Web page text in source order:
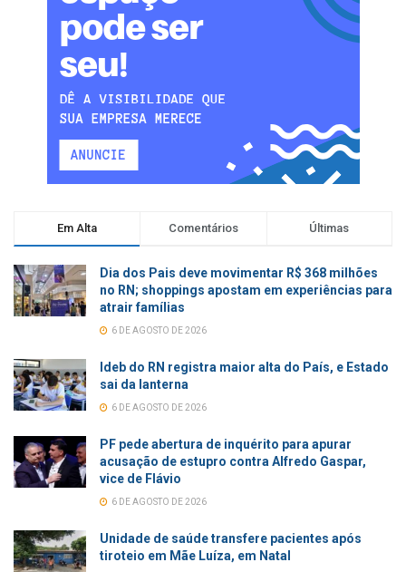
Em Alta Comentários Últimas
Dia dos Pais deve movimentar R$ 368 milhões
no RN; shoppings apostam em experiências para
atrair famílias
6 DE AGOSTO DE 2026
Ideb do RN registra maior alta do País, e Estado
sai da lanterna
6 DE AGOSTO DE 2026
PF pede abertura de inquérito para apurar
acusação de estupro contra Alfredo Gaspar,
vice de Flávio
6 DE AGOSTO DE 2026
Unidade de saúde transfere pacientes após
tiroteio em Mãe Luíza, em Natal